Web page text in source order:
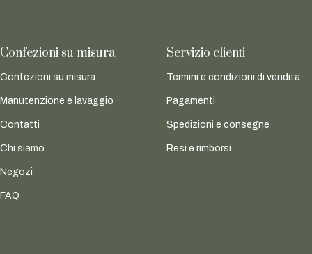
Confezioni su misura
Confezioni su misura
Manutenzione e lavaggio
Contatti
Chi siamo
Negozi
FAQ
Servizio clienti
Termini e condizioni di vendita
Pagamenti
Spedizioni e consegne
Resi e rimborsi